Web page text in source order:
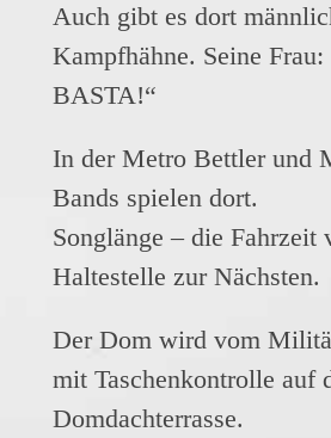
Auch gibt es dort
Kampfhähne. Seine Frau:
BASTA!“
In der Metro Bettler und
Bands spielen dort.
Songlänge – die Fahrzeit
Haltestelle zur Nächsten.
Der Dom wird vom
mit Taschenkontrolle auf
Domdachterrasse.